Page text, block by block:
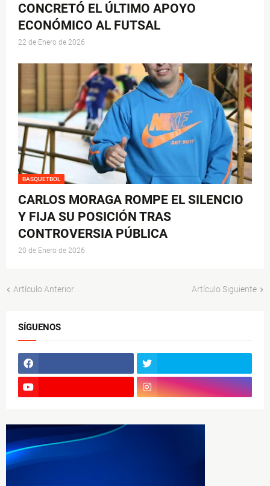
CONCRETÓ EL ÚLTIMO APOYO
ECONÓMICO AL FUTSAL
22 de Enero de 2026
BASQUETBOL
CARLOS MORAGA ROMPE EL SILENCIO
Y FIJA SU POSICIÓN TRAS
CONTROVERSIA PÚBLICA
20 de Enero de 2026
Artículo Anterior Artículo Siguiente
SÍGUENOS